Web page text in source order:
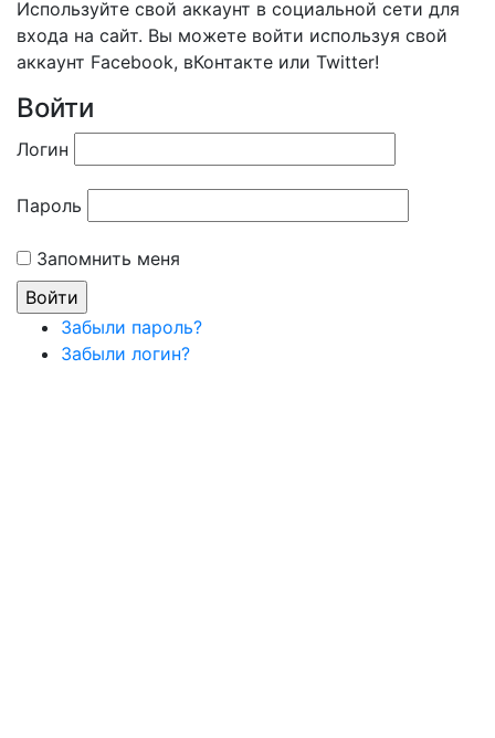
Используйте свой аккаунт в социальной сети для
входа на сайт. Вы можете войти используя свой
аккаунт Facebook, вКонтакте или Twitter!
Войти
Логин
Пароль
Запомнить меня
Забыли пароль?
Забыли логин?